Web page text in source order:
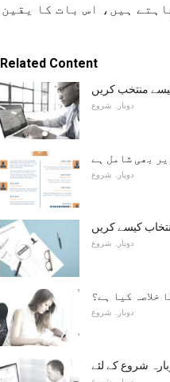
ہیں، اس بات کا یقین
Related Content
منتخب کریں
دوبارہ شروع
بھی شامل ہے
دوبارہ شروع
کیسے کریں
دوبارہ شروع
خلاصہ کیا ہے؟
دوبارہ شروع
شروع کے لئے